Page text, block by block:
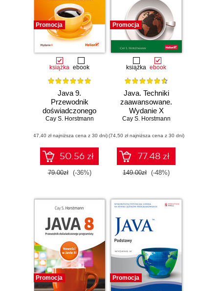
Promocja
książka ebook
Java 9.
Przewodnik
doświadczonego
programisty.
Cay S. Horstmann
(47,40 zł najniższa cena z 30 dni)
50.56 zł
79.00zł (-36%)
Promocja
książka ebook
Java. Techniki
zaawansowane.
Wydanie X
Cay S. Horstmann
(74,50 zł najniższa cena z 30 dni)
77.48 zł
149.00zł (-48%)
Promocja Promocja